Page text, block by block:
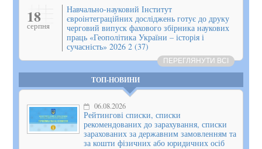
18
серпня
Навчально-науковий Інститут
євроінтеграційних досліджень готує до друку
черговий випуск фахового збірника наукових
праць «Геополітика України – історія і
сучасність» 2026 2 (37)
ПЕРЕГЛЯНУТИ ВСІ
ТОП-НОВИНИ
06.08.2026
Рейтингові списки, списки
рекомендованих до зарахування, списки
зарахованих за державним замовленням та
за кошти фізичних або юридичних осіб